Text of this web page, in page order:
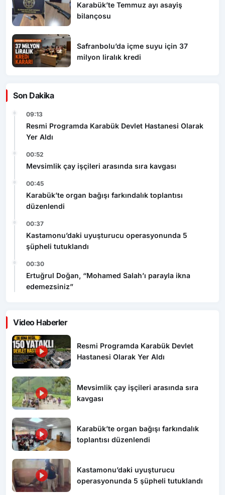
Karabük’te Temmuz ayı asayiş
bilançosu
Safranbolu’da içme suyu için 37
milyon liralık kredi
Son Dakika
09:13
Resmi Programda Karabük Devlet Hastanesi Olarak
Yer Aldı
00:52
Mevsimlik çay işçileri arasında sıra kavgası
00:45
Karabük’te organ bağışı farkındalık toplantısı
düzenlendi
00:37
Kastamonu’daki uyuşturucu operasyonunda 5
şüpheli tutuklandı
00:30
Ertuğrul Doğan, “Mohamed Salah’ı parayla ikna
edemezsiniz”
Video Haberler
Resmi Programda Karabük Devlet
Hastanesi Olarak Yer Aldı
Mevsimlik çay işçileri arasında sıra
kavgası
Karabük’te organ bağışı farkındalık
toplantısı düzenlendi
Kastamonu’daki uyuşturucu
operasyonunda 5 şüpheli tutuklandı